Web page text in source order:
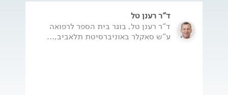
ד"ר רענן טל
ד"ר רענן טל, בוגר בית הספר לרפואה
ע"ש סאקלר באוניברסיטת תלאביב,...